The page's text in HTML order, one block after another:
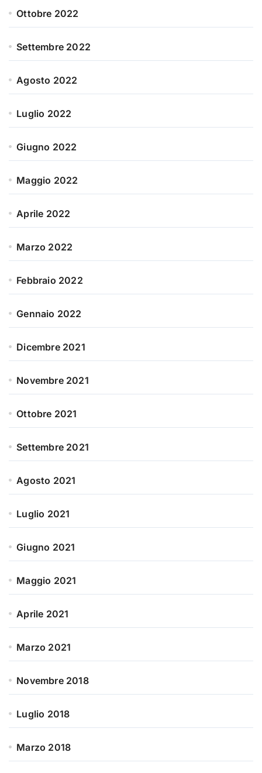
Ottobre 2022
Settembre 2022
Agosto 2022
Luglio 2022
Giugno 2022
Maggio 2022
Aprile 2022
Marzo 2022
Febbraio 2022
Gennaio 2022
Dicembre 2021
Novembre 2021
Ottobre 2021
Settembre 2021
Agosto 2021
Luglio 2021
Giugno 2021
Maggio 2021
Aprile 2021
Marzo 2021
Novembre 2018
Luglio 2018
Marzo 2018